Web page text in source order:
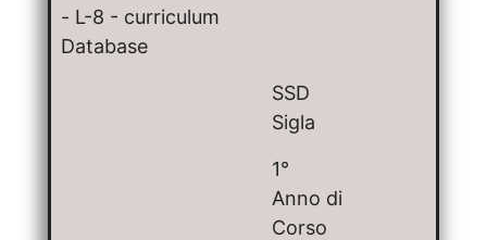
- L-8 - curriculum
Database
SSD
Sigla
1°
Anno di
Corso